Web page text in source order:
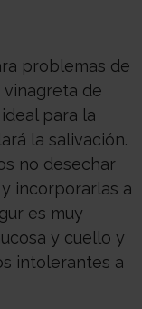
problemas de
vinagreta de
para la
la salivación.
no desechar
incorporarlas a
es muy
y cuello y
intolerantes a